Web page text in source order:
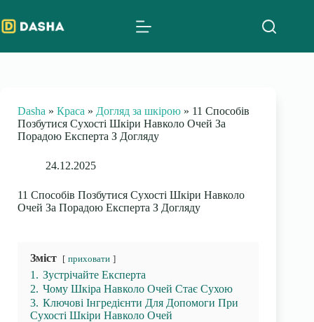
to
content
Dasha » Краса » Догляд за шкірою » 11 Способів
Позбутися Сухості Шкіри Навколо Очей За
Порадою Експерта З Догляду
24.12.2025
11 Способів Позбутися Сухості Шкіри Навколо
Очей За Порадою Експерта З Догляду
Зміст приховати
1. Зустрічайте Експерта
2. Чому Шкіра Навколо Очей Стає Сухою
3. Ключові Інгредієнти Для Допомоги При
Сухості Шкіри Навколо Очей